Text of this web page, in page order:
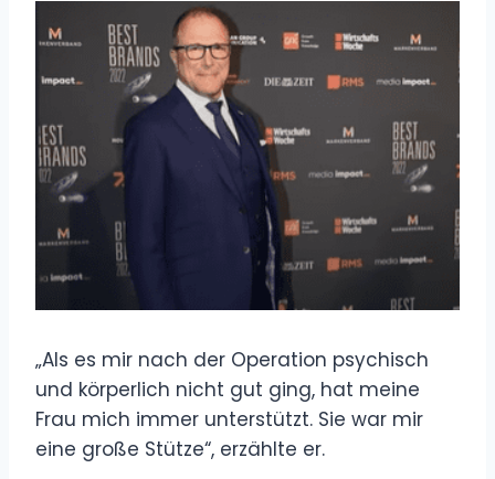
„Als es mir nach der Operation psychisch
und körperlich nicht gut ging, hat meine
Frau mich immer unterstützt. Sie war mir
eine große Stütze“, erzählte er.